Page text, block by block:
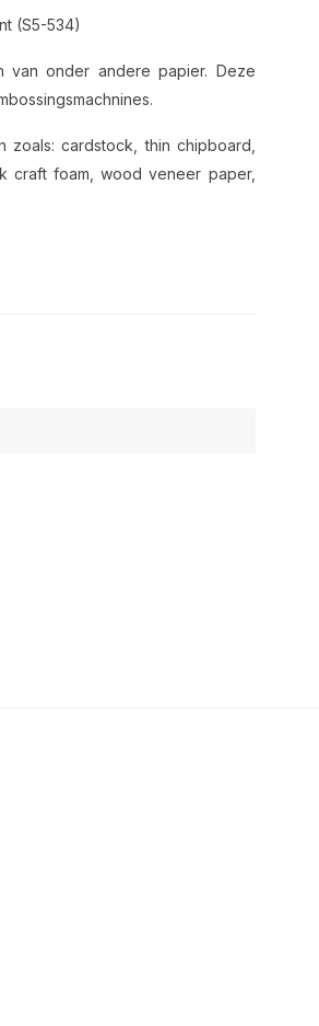
(S5-534)
van onder andere papier. Deze
cardstock, thin chipboard,
craft foam, wood veneer paper,